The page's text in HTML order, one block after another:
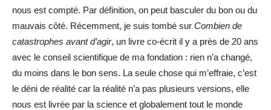
nous est compté. Par définition, on peut basculer du bon ou du
mauvais côté. Récemment, je suis tombé sur Combien de
catastrophes avant d’agir, un livre co-écrit il y a près de 20 ans
avec le conseil scientifique de ma fondation : rien n’a changé,
du moins dans le bon sens. La seule chose qui m’effraie, c’est
le déni de réalité car la réalité n’a pas plusieurs versions, elle
nous est livrée par la science et globalement tout le monde